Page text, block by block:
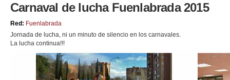
Carnaval de lucha Fuenlabrada 2015
Red: Fuenlabrada
Jornada de lucha, ni un minuto de silencio en los carnavales.
La lucha continua!!!